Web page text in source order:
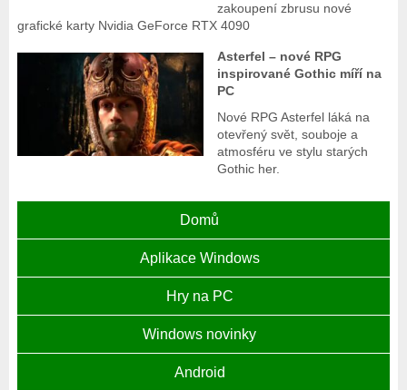
zakoupení zbrusu nové
grafické karty Nvidia GeForce RTX 4090
Asterfel – nové RPG
inspirované Gothic míří na
PC
Nové RPG Asterfel láká na
otevřený svět, souboje a
atmosféru ve stylu starých
Gothic her.
Domů
Aplikace Windows
Hry na PC
Windows novinky
Android